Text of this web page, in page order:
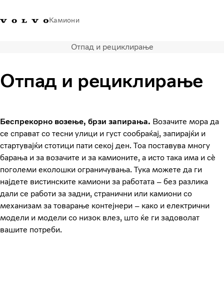
Камиони
Volvo Trucks - Македонија -
Продавница за Volvo
Транспортни решенија
Кампањи
Услуги
Локатор на дилери
News
За нас
Volvo Truck Builder
Контактирајте нѐ
Отпад и рециклирање
Отпад и рециклирање
Беспрекорно возење, брзи запирања. Возачите мора да
се справат со тесни улици и густ сообраќај, запирајќи и
стартувајќи стотици пати секој ден. Тоа поставува многу
барања и за возачите и за камионите, а исто така има и сè
поголеми еколошки ограничувања. Тука можете да ги
најдете вистинските камиони за работата – без разлика
дали се работи за задни, странични или камиони со
механизам за товарање контејнери – како и електрични
модели и модели со низок влез, што ќе ги задоволат
вашите потреби.